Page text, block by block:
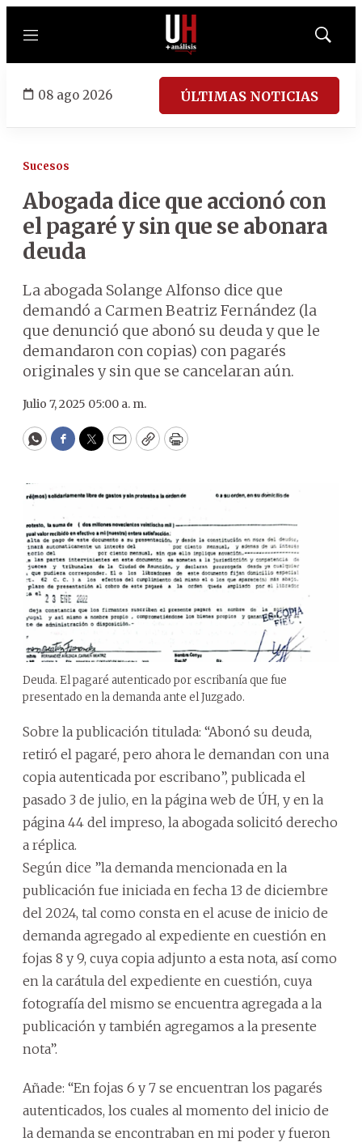
Menú
Mostrar
08 ago 2026 ÚLTIMAS NOTICIAS
Sucesos
Abogada dice que accionó con
el pagaré y sin que se abonara
deuda
La abogada Solange Alfonso dice que
demandó a Carmen Beatriz Fernández (la
que denunció que abonó su deuda y que le
demandaron con copias) con pagarés
originales y sin que se cancelaran aún.
Julio 7, 2025 05:00 a. m.
WhatsApp
Facebook
Twitter
EmailCopyPrint
Deuda. El pagaré autenticado por escribanía que fue
presentado en la demanda ante el Juzgado.
Sobre la publicación titulada: “Abonó su deuda,
retiró el pagaré, pero ahora le demandan con una
copia autenticada por escribano”, publicada el
pasado 3 de julio, en la página web de ÚH, y en la
página 44 del impreso, la abogada solicitó derecho
a réplica.
Según dice ”la demanda mencionada en la
publicación fue iniciada en fecha 13 de diciembre
del 2024, tal como consta en el acuse de inicio de
demanda agregado al expediente en cuestión en
fojas 8 y 9, cuya copia adjunto a esta nota, así como
en la carátula del expediente en cuestión, cuya
fotografía del mismo se encuentra agregada a la
publicación y también agregamos a la presente
nota”.
Añade: “En fojas 6 y 7 se encuentran los pagarés
autenticados, los cuales al momento del inicio de
la demanda se encontraban en mi poder y fueron